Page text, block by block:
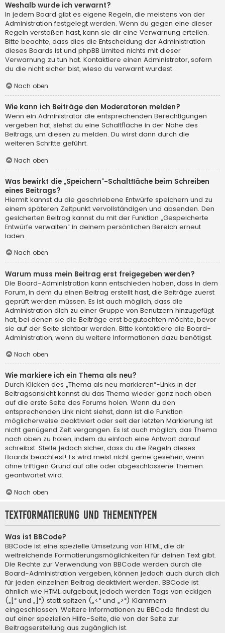
Weshalb wurde ich verwarnt?
In jedem Board gibt es eigene Regeln, die meistens von der
Administration festgelegt werden. Wenn du gegen eine dieser
Regeln verstoßen hast, kann sie dir eine Verwarnung erteilen.
Bitte beachte, dass dies die Entscheidung der Administration
dieses Boards ist und phpBB Limited nichts mit dieser
Verwarnung zu tun hat. Kontaktiere einen Administrator, sofern
du die nicht sicher bist, wieso du verwarnt wurdest.
Nach oben
Wie kann ich Beiträge den Moderatoren melden?
Wenn ein Administrator die entsprechenden Berechtigungen
vergeben hat, siehst du eine Schaltfläche in der Nähe des
Beitrags, um diesen zu melden. Du wirst dann durch die
weiteren Schritte geführt.
Nach oben
Was bewirkt die „Speichern“-Schaltfläche beim Schreiben
eines Beitrags?
Hiermit kannst du die geschriebene Entwürfe speichern und zu
einem späteren Zeitpunkt vervollständigen und absenden. Den
gesicherten Beitrag kannst du mit der Funktion „Gespeicherte
Entwürfe verwalten“ in deinem persönlichen Bereich erneut
laden.
Nach oben
Warum muss mein Beitrag erst freigegeben werden?
Die Board-Administration kann entschieden haben, dass in dem
Forum, in dem du einen Beitrag erstellt hast, die Beiträge zuerst
geprüft werden müssen. Es ist auch möglich, dass die
Administration dich zu einer Gruppe von Benutzern hinzugefügt
hat, bei denen sie die Beiträge erst begutachten möchte, bevor
sie auf der Seite sichtbar werden. Bitte kontaktiere die Board-
Administration, wenn du weitere Informationen dazu benötigst.
Nach oben
Wie markiere ich ein Thema als neu?
Durch Klicken des „Thema als neu markieren“-Links in der
Beitragsansicht kannst du das Thema wieder ganz nach oben
auf die erste Seite des Forums holen. Wenn du den
entsprechenden Link nicht siehst, dann ist die Funktion
möglicherweise deaktiviert oder seit der letzten Markierung ist
nicht genügend Zeit vergangen. Es ist auch möglich, das Thema
nach oben zu holen, indem du einfach eine Antwort darauf
schreibst. Stelle jedoch sicher, dass du die Regeln dieses
Boards beachtest! Es wird meist nicht gerne gesehen, wenn
ohne triftigen Grund auf alte oder abgeschlossene Themen
geantwortet wird.
Nach oben
Textformatierung und Thementypen
Was ist BBCode?
BBCode ist eine spezielle Umsetzung von HTML, die dir
weitreichende Formatierungsmöglichkeiten für deinen Text gibt.
Die Rechte zur Verwendung von BBCode werden durch die
Board-Administration vergeben, können jedoch auch durch dich
für jeden einzelnen Beitrag deaktiviert werden. BBCode ist
ähnlich wie HTML aufgebaut, jedoch werden Tags von eckigen
(„[“ und „]“) statt spitzen („<“ und „>“) Klammern
eingeschlossen. Weitere Informationen zu BBCode findest du
auf einer speziellen Hilfe-Seite, die von der Seite zur
Beitragserstellung aus zugänglich ist.